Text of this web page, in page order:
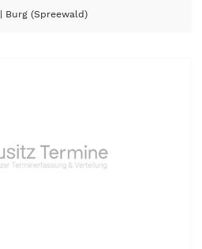
| Burg (Spreewald)